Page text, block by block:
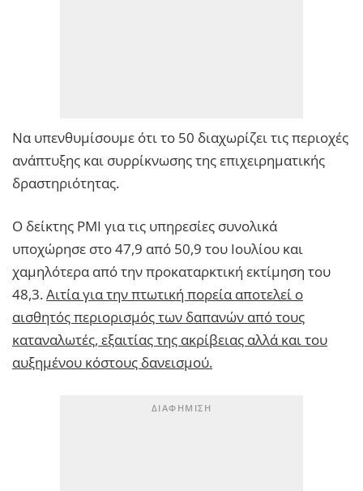
Να υπενθυμίσουμε ότι το 50 διαχωρίζει τις περιοχές
ανάπτυξης και συρρίκνωσης της επιχειρηματικής
δραστηριότητας.
Ο δείκτης PMI για τις υπηρεσίες συνολικά
υποχώρησε στο 47,9 από 50,9 του Ιουλίου και
χαμηλότερα από την προκαταρκτική εκτίμηση του
48,3.Αιτία για την πτωτική πορεία αποτελεί ο
αισθητός περιορισμός των δαπανών από τους
καταναλωτές, εξαιτίας της ακρίβειας αλλά και του
αυξημένου κόστους δανεισμού.